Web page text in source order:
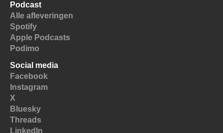
Podcast
Alle afleveringen
Spotify
Apple Podcasts
Podimo
Social media
Facebook
Instagram
X
Bluesky
Threads
LinkedIn